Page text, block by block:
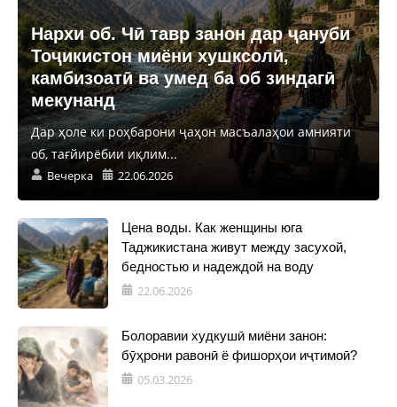
Нархи об. Чӣ тавр занон дар ҷануби
Тоҷикистон миёни хушксолӣ,
камбизоатӣ ва умед ба об зиндагӣ
мекунанд
Дар ҳоле ки роҳбарони ҷаҳон масъалаҳои амнияти
об, тағйирёбии иқлим...
Вечерка 22.06.2026
Цена воды. Как женщины юга
Таджикистана живут между засухой,
бедностью и надеждой на воду
22.06.2026
Болоравии худкушӣ миёни занон:
бӯҳрони равонӣ ё фишорҳои иҷтимоӣ?
05.03.2026